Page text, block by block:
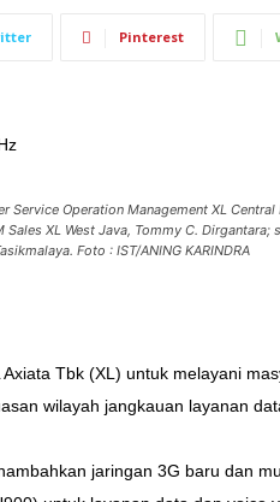
Pinterest
Service Operation Management XL
XL West Java, Tommy C.
Foto : IST/ANING KARINDRA
Tbk (XL) untuk melayani
wilayah jangkauan layanan
jaringan 3G baru dan